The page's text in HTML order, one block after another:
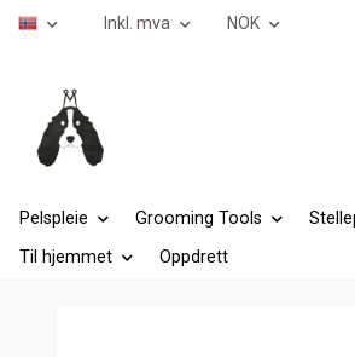
Inkl. mva NOK
Pelspleie Grooming Tools
Til hjemmet
Oppdrett